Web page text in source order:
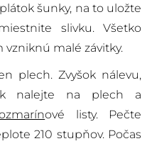
šunky, na to uložte
slivku. Všetko
vzniknú malé závitky.
plech. Zvyšok nálevu,
nalejte na plech a
ové listy. Pečte
210 stupňov. Počas